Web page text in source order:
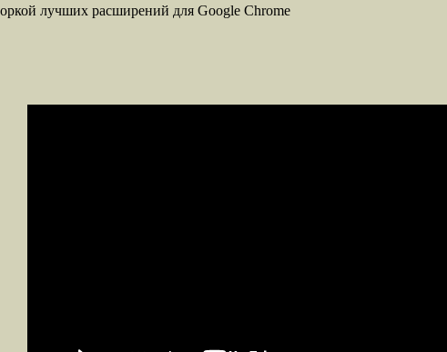
лучших расширений для Google Chrome